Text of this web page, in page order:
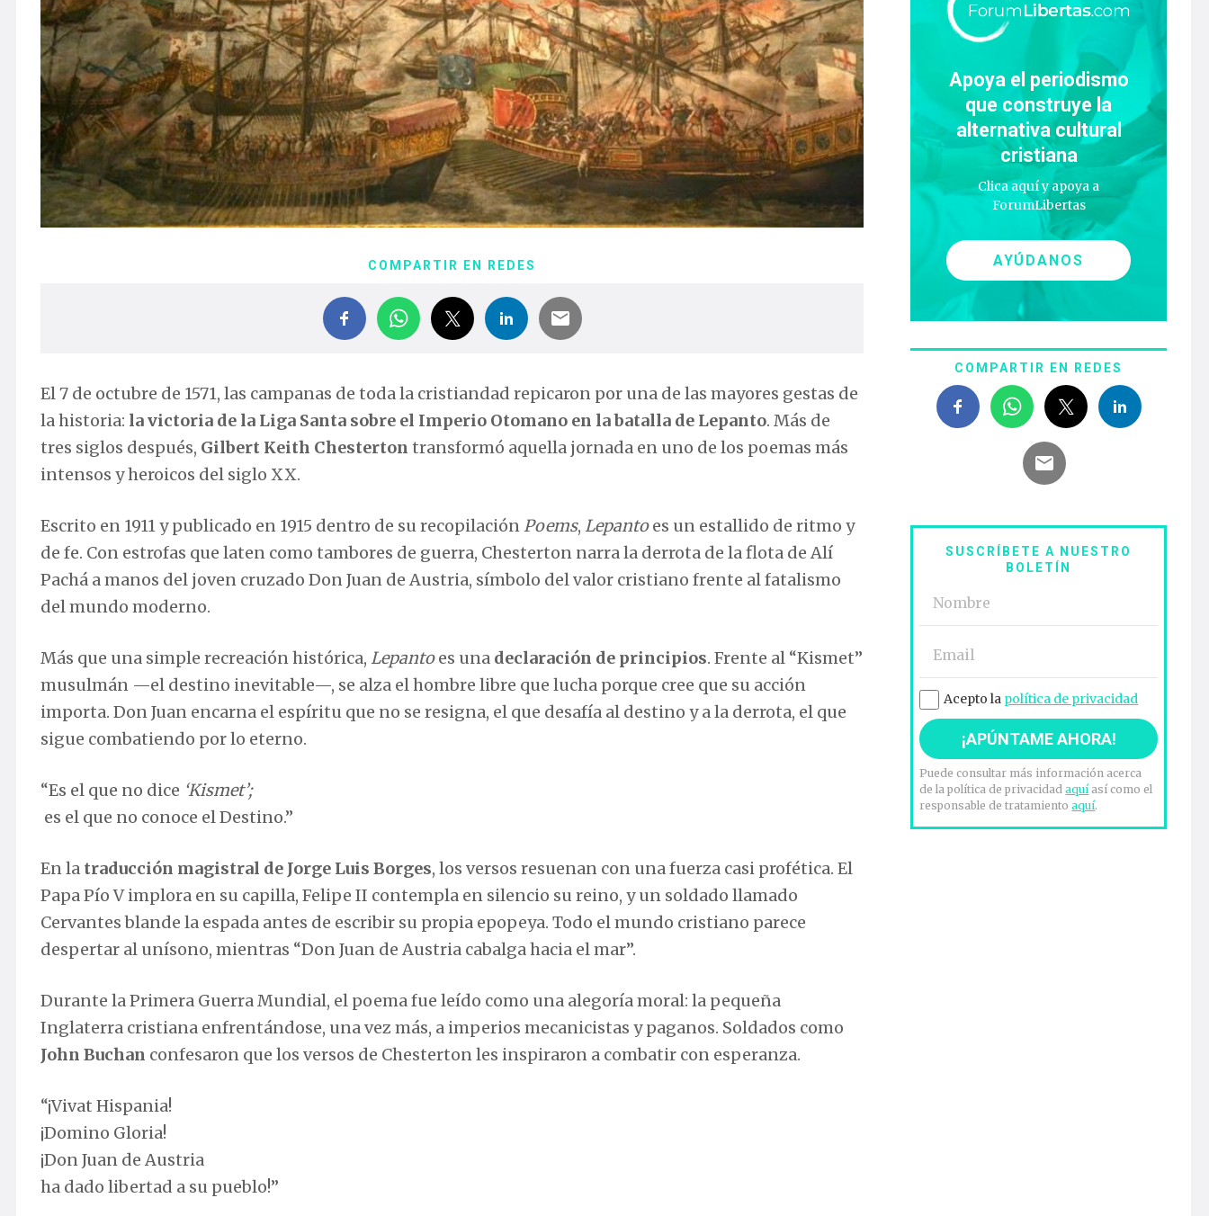
COMPARTIR EN REDES
El 7 de octubre de 1571, las campanas de toda la cristiandad repicaron por una de las mayores gestas de
la historia: la victoria de la Liga Santa sobre el Imperio Otomano en la batalla de Lepanto. Más de
tres siglos después, Gilbert Keith Chesterton transformó aquella jornada en uno de los poemas más
intensos y heroicos del siglo XX.
Escrito en 1911 y publicado en 1915 dentro de su recopilaciónPoems, Lepantoes un estallido de ritmo y
de fe. Con estrofas que laten como tambores de guerra, Chesterton narra la derrota de la flota de Alí
Pachá a manos del joven cruzado Don Juan de Austria, símbolo del valor cristiano frente al fatalismo
del mundo moderno.
Más que una simple recreación histórica, Lepantoes una declaración de principios. Frente al “Kismet”
musulmán —el destino inevitable—, se alza el hombre libre que lucha porque cree que su acción
importa. Don Juan encarna el espíritu que no se resigna, el que desafía al destino y a la derrota, el que
sigue combatiendo por lo eterno.
“Es el que no dice ‘Kismet’;
es el que no conoce el Destino.”
En la traducción magistral de Jorge Luis Borges, los versos resuenan con una fuerza casi profética. El
Papa Pío V implora en su capilla, Felipe II contempla en silencio su reino, y un soldado llamado
Cervantes blande la espada antes de escribir su propia epopeya. Todo el mundo cristiano parece
despertar al unísono, mientras “Don Juan de Austria cabalga hacia el mar”.
Durante la Primera Guerra Mundial, el poema fue leído como una alegoría moral: la pequeña
Inglaterra cristiana enfrentándose, una vez más, a imperios mecanicistas y paganos. Soldados como
John Buchan confesaron que los versos de Chesterton les inspiraron a combatir con esperanza.
“¡Vivat Hispania!
¡Domino Gloria!
¡Don Juan de Austria
ha dado libertad a su pueblo!”
Apoya el periodismo
que construye la
alternativa cultural
cristiana
Clica aquí y apoya a
ForumLibertas
AYÚDANOS
COMPARTIR EN REDES
SUSCRÍBETE A NUESTRO
BOLETÍN
Acepto la política de privacidad
Puede consultar más información acerca
de la política de privacidadaquíasí como el
responsable de tratamientoaquí.